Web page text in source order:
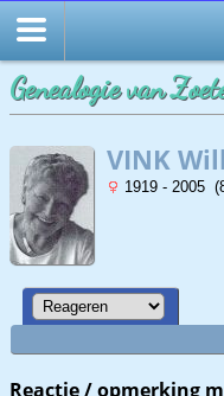
Genealogie van
VINK
1919 - 2005
Reactie / opmerking